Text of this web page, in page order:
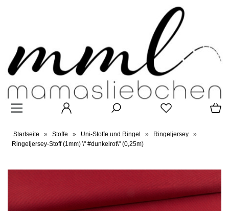
Startseite » Stoffe » Uni-Stoffe und Ringel » Ringeljersey
»
Ringeljersey-Stoff (1mm) \" #dunkelrot\" (0,25m)